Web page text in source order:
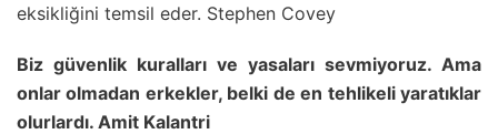
eksikliğini temsil eder. Stephen Covey
Biz güvenlik kuralları ve yasaları sevmiyoruz. Ama
onlar olmadan erkekler, belki de en tehlikeli yaratıklar
olurlardı. Amit Kalantri